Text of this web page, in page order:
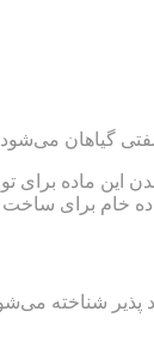
گیاهان
ماده برای
خام برای ساخت
پذیر شناخته